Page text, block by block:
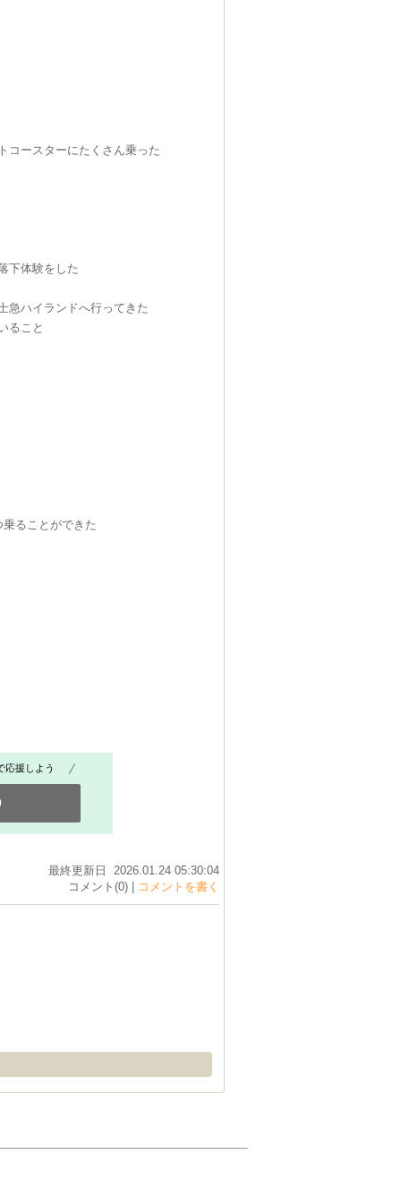
コースターにたくさん乗った
下体験をした
急ハイランドへ行ってきた
ること
ることができた
応援しよう
最終更新日 2026.01.24 05:30:04
コメント(0) |
コメントを書く